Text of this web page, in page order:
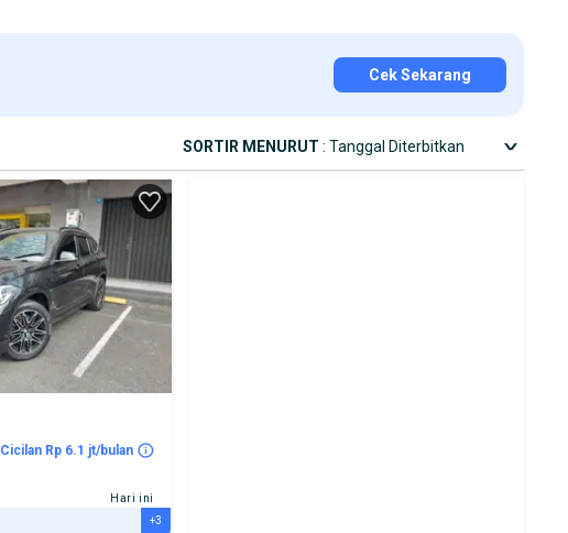
Cek Sekarang
SORTIR MENURUT : Tanggal Diterbitkan
Cicilan Rp 6.1 jt/bulan
Hari ini
+3